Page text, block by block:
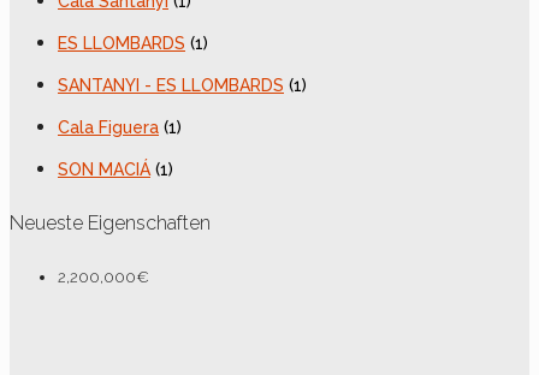
ES LLOMBARDS (1)
SANTANYI - ES LLOMBARDS (1)
Cala Figuera (1)
SON MACIÁ (1)
Neueste Eigenschaften
2,200,000€